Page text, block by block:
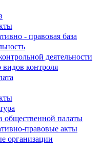
- правовая база
деятельности
видов контроля
общественной палаты
правовые акты
организации